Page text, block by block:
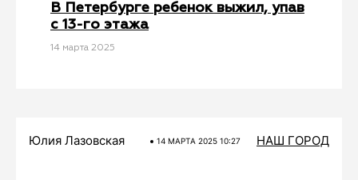
В Петербурге ребенок выжил, упав
с 13-го этажа
14 мартa 2025
Юлия Лазовская 14 МАРТA 2025 10:27 НАШ ГОРОД